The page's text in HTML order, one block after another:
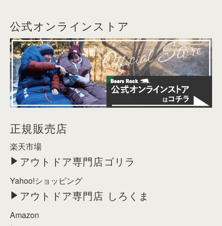
公式オンラインストア
正規販売店
楽天市場
アウトドア専門店ゴリラ
Yahoo!ショッピング
アウトドア専門店 しろくま
Amazon